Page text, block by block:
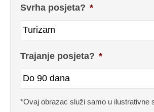
Svrha posjeta? *
Trajanje posjeta? *
*Ovaj obrazac služi samo u ilustrativne